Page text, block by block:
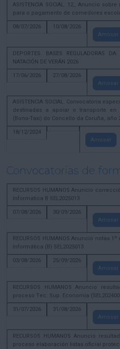
ASISTENCIA SOCIAL. 12_ Anuncio
para o pagamento de comedores
08/07/2026
10/08/2026
Amosar
DEPORTES. BASES REGULADORAS
NATACIÓN DE VERÁN 2026
17/06/2026
27/08/2026
Amosar
ASISTENCIA SOCIAL. Convocatoria
destinadas a apoiar o transporte
(Bono-Taxi) do Concello da Coruña, año
18/12/2024
Amosar
Convocatorias de
RECURSOS HUMANOS Anuncio
Informatica B SEL2025013
07/08/2026
30/09/2026
Amosar
RECURSOS HUMANOS Anuncio notas
Informática (B) SEL2025013
03/08/2026
25/09/2026
Amosar
RECURSOS HUMANOS Anuncio
proceso Tec. Sup. Economía
31/07/2026
31/08/2026
Amosar
RECURSOS HUMANOS Anuncio
proceso elaboración listas oficial